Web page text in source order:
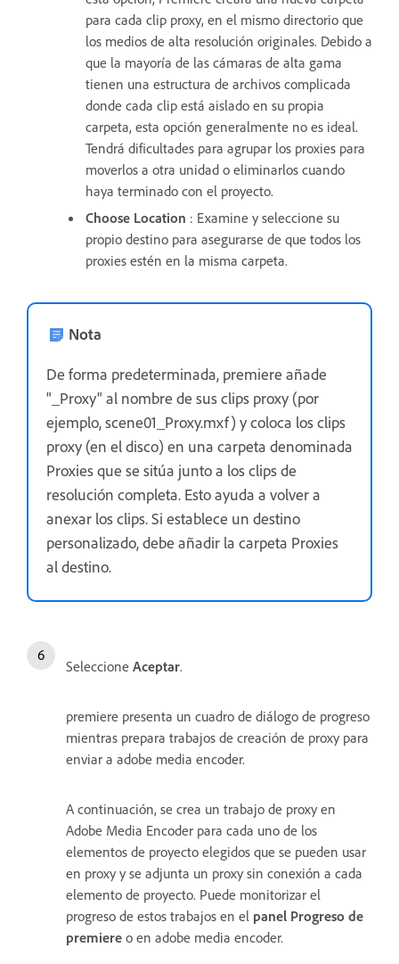
para cada clip proxy, en el mismo directorio que
los medios de alta resolución originales. Debido a
que la mayoría de las cámaras de alta gama
tienen una estructura de archivos complicada
donde cada clip está aislado en su propia
carpeta, esta opción generalmente no es ideal.
Tendrá dificultades para agrupar los proxies para
moverlos a otra unidad o eliminarlos cuando
haya terminado con el proyecto.
Choose Location : Examine y seleccione su
propio destino para asegurarse de que todos los
proxies estén en la misma carpeta.
Nota
De forma predeterminada, premiere añade
"_Proxy" al nombre de sus clips proxy (por
ejemplo, scene01_Proxy.mxf) y coloca los clips
proxy (en el disco) en una carpeta denominada
Proxies que se sitúa junto a los clips de
resolución completa. Esto ayuda a volver a
anexar los clips. Si establece un destino
personalizado, debe añadir la carpeta Proxies
al destino.
Seleccione Aceptar.
premiere presenta un cuadro de diálogo de progreso
mientras prepara trabajos de creación de proxy para
enviar a adobe media encoder.
A continuación, se crea un trabajo de proxy en
Adobe Media Encoder para cada uno de los
elementos de proyecto elegidos que se pueden usar
en proxy y se adjunta un proxy sin conexión a cada
elemento de proyecto. Puede monitorizar el
progreso de estos trabajos en el panel Progreso de
premiere o en adobe media encoder.